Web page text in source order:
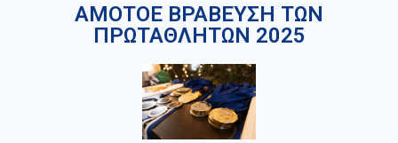
ΑΜΟΤΟΕ ΒΡΑΒΕΥΣΗ ΤΩΝ
ΠΡΩΤΑΘΛΗΤΩΝ 2025